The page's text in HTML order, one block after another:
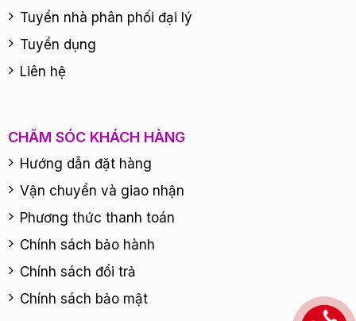
Tuyển nhà phân phối đại lý
Tuyển dụng
Liên hệ
CHĂM SÓC KHÁCH HÀNG
Hướng dẫn đặt hàng
Vận chuyển và giao nhận
Phương thức thanh toán
Chính sách bảo hành
Chính sách đổi trả
Chính sách bảo mật